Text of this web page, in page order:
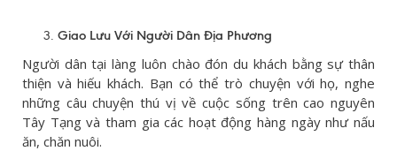
Giao Lưu Với Người Dân Địa Phương
Người dân tại làng luôn chào đón du khách bằng sự thân
thiện và hiếu khách. Bạn có thể trò chuyện với họ, nghe
những câu chuyện thú vị về cuộc sống trên cao nguyên
Tây Tạng và tham gia các hoạt động hàng ngày như nấu
ăn, chăn nuôi.